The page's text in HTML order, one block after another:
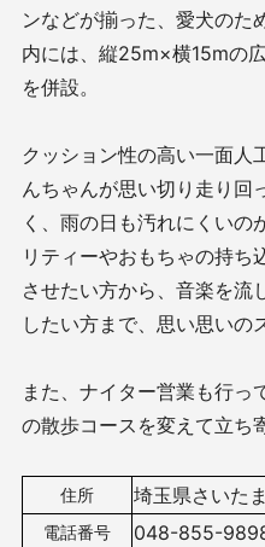
ンなどが揃った、愛犬のた
内には、縦25m×横15mの
を併設。
クッション性の高い一面人
んちゃんが思い切り走り回
く、雨の日も汚れにくいの
リティーやおもちゃの持ち
させたい方から、音楽を流
したい方まで、思い思いの
また、ナイター営業も行っ
の散歩コースを変えて立ち
住所 埼玉県さいた
電話番号 048-855-